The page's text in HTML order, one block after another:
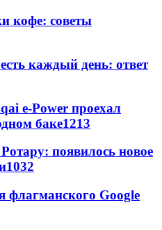
кофе: советы
каждый день: ответ
e-Power проехал
баке1213
появилось новое
1032
флагманского Google